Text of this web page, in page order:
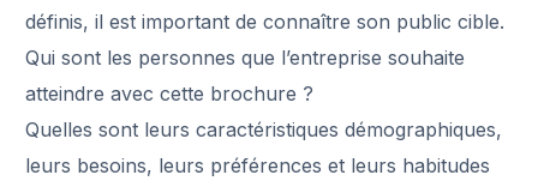
définis, il est important de connaître son public cible.
Qui sont les personnes que l’entreprise souhaite
atteindre avec cette brochure ?
Quelles sont leurs caractéristiques démographiques,
leurs besoins, leurs préférences et leurs habitudes